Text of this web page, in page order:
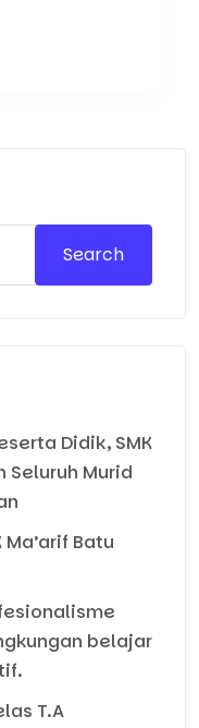
Search
Didik, SMK
Seluruh Murid
Ma’arif Batu
belajar
T.A